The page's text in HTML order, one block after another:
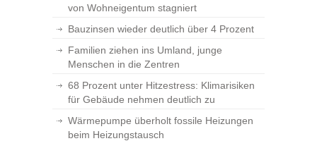
von Wohneigentum stagniert
Bauzinsen wieder deutlich über 4 Prozent
Familien ziehen ins Umland, junge
Menschen in die Zentren
68 Prozent unter Hitzestress: Klimarisiken
für Gebäude nehmen deutlich zu
Wärmepumpe überholt fossile Heizungen
beim Heizungstausch